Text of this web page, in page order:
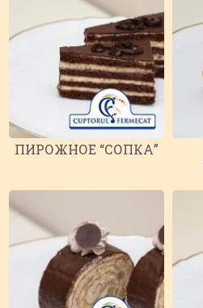
ПИРОЖНОЕ “СОПКА”